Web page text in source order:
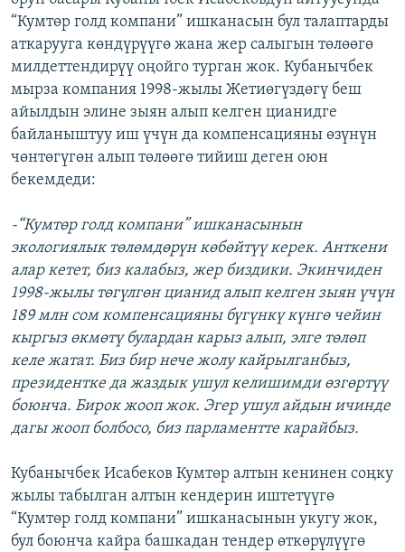
“Кумтөр голд компани” ишканасын бул талаптарды
аткарууга көндүрүүгө жана жер салыгын төлөөгө
милдеттендирүү оңойго турган жок. Кубанычбек
мырза компания 1998-жылы Жетиөгүздөгү беш
айылдын элине зыян алып келген цианидге
байланыштуу иш үчүн да компенсацияны өзүнүн
чөнтөгүгөн алып төлөөгө тийиш деген оюн
бекемдеди:
-“Кумтөр голд компани” ишканасынын
экологиялык төлөмдөрүн көбөйтүү керек. Анткени
алар кетет, биз калабыз, жер биздики. Экинчиден
1998-жылы төгүлгөн цианид алып келген зыян үчүн
189 млн сом компенсацияны бүгүнкү күнгө чейин
кыргыз өкмөтү булардан карыз алып, элге төлөп
келе жатат. Биз бир нече жолу кайрылганбыз,
президентке да жаздык ушул келишимди өзгөртүү
боюнча. Бирок жооп жок. Эгер ушул айдын ичинде
дагы жооп болбосо, биз парламентте карайбыз.
Кубанычбек Исабеков Кумтөр алтын кенинен соңку
жылы табылган алтын кендерин иштетүүгө
“Кумтөр голд компани” ишканасынын укугу жок,
бул боюнча кайра башкадан тендер өткөрүлүүгө